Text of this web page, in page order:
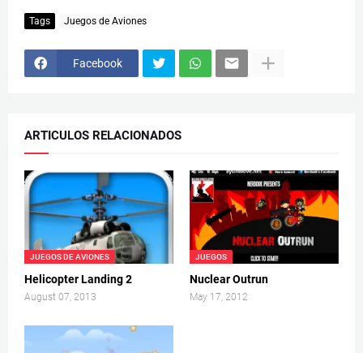
Tags Juegos de Aviones
Facebook
ARTICULOS RELACIONADOS
JUEGOS DE AVIONES
Helicopter Landing 2
August 07, 2013
JUEGOS
Nuclear Outrun
May 17, 2012